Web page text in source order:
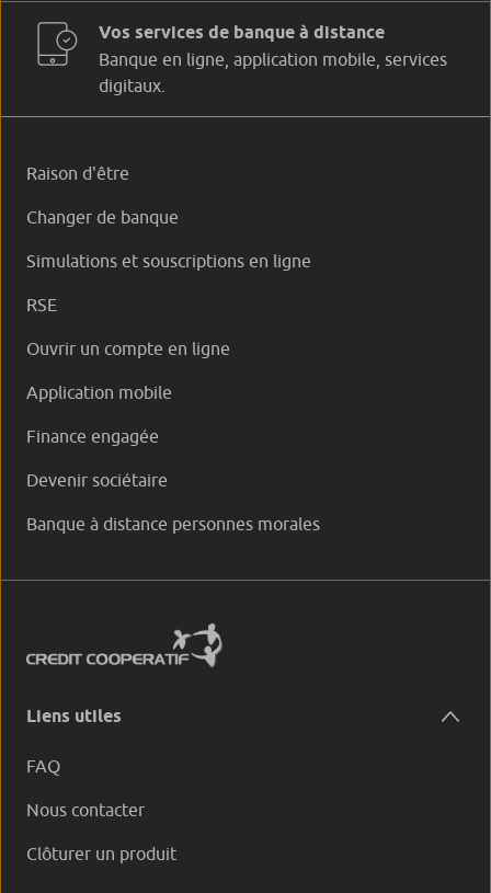
Vos services de banque à distance
Banque en ligne, application mobile, services
digitaux.
Raison d'être
Changer de banque
Simulations et souscriptions en ligne
RSE
Ouvrir un compte en ligne
Application mobile
Finance engagée
Devenir sociétaire
Banque à distance personnes morales
Liens utiles
FAQ
Nous contacter
Clôturer un produit